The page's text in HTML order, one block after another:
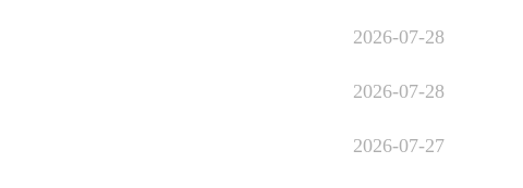
2026-07-28
2026-07-28
2026-07-27